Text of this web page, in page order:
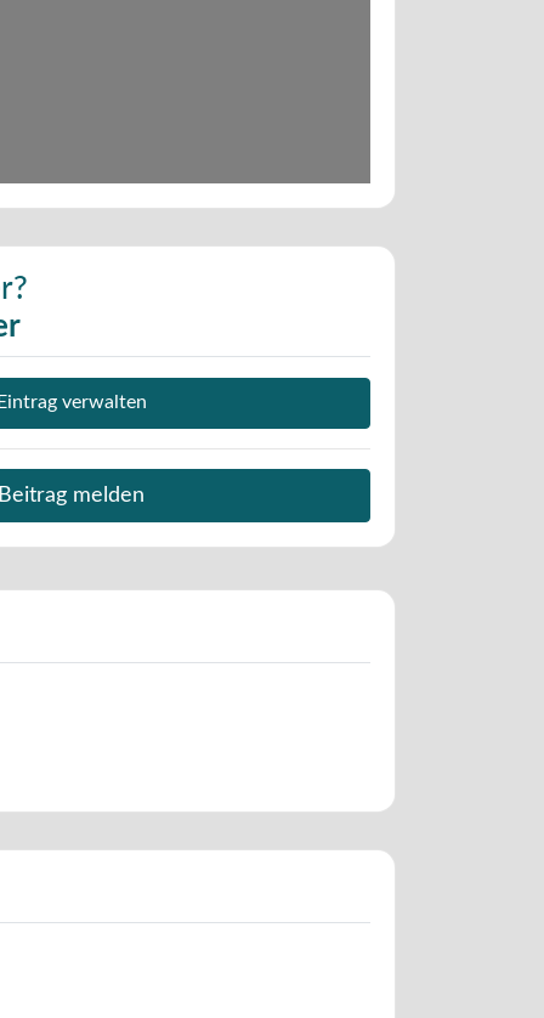
Eintrag verwalten
Beitrag melden